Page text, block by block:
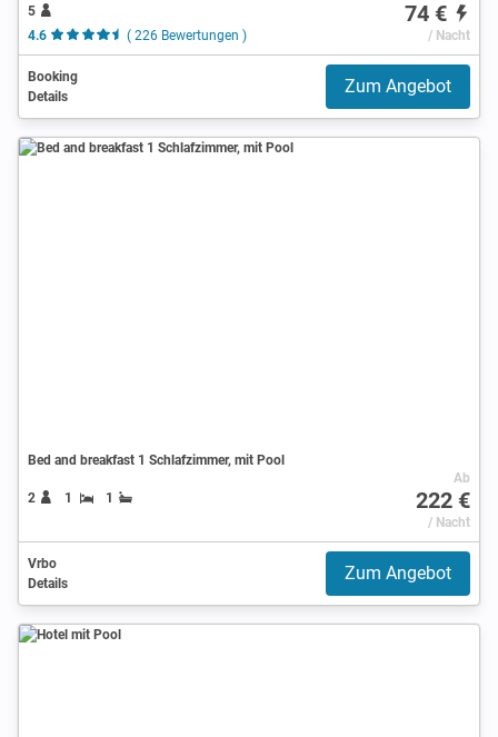
5
4.6
( 226 Bewertungen )
74 €
/ Nacht
Booking
Details
Zum Angebot
Bed and breakfast 1 Schlafzimmer, mit Pool
2 1 1
Ab
222 €
/ Nacht
Vrbo
Details
Zum Angebot